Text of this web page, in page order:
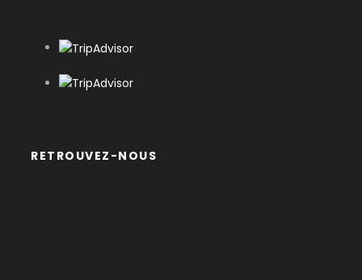
RETROUVEZ-NOUS